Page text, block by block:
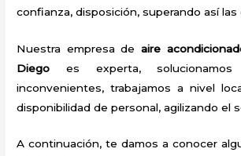
confianza, disposición, superando así
Nuestra empresa deaire
Diego es experta,
inconvenientes, trabajamos a nivel
disponibilidad de personal, agilizando el
A continuación, te damos a conocer